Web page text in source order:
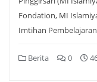
Fondation, MI
Imtihan
Berita 0